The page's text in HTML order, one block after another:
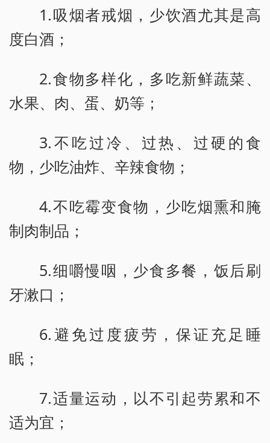
1.吸烟者戒烟，少饮酒尤其是高
度白酒；
2.食物多样化，多吃新鲜蔬菜、
水果、肉、蛋、奶等；
3.不吃过冷、过热、过硬的食
物，少吃油炸、辛辣食物；
4.不吃霉变食物，少吃烟熏和腌
制肉制品；
5.细嚼慢咽，少食多餐，饭后刷
牙漱口；
6.避免过度疲劳，保证充足睡
眠；
7.适量运动，以不引起劳累和不
适为宜；